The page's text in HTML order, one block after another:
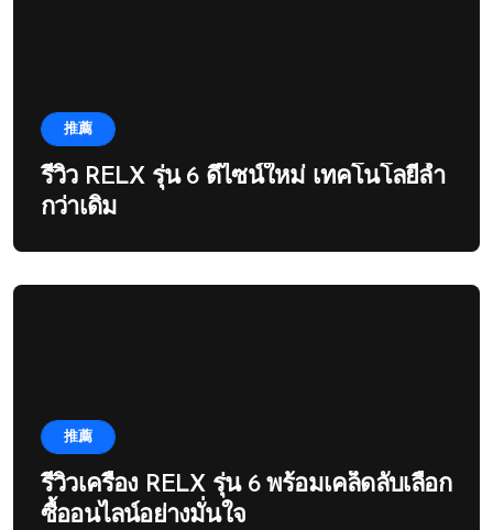
推薦
รีวิว RELX รุ่น 6 ดีไซน์ใหม่ เทคโนโลยีล้ำ
กว่าเดิม
推薦
รีวิวเครื่อง RELX รุ่น 6 พร้อมเคล็ดลับเลือก
ซื้ออนไลน์อย่างมั่นใจ